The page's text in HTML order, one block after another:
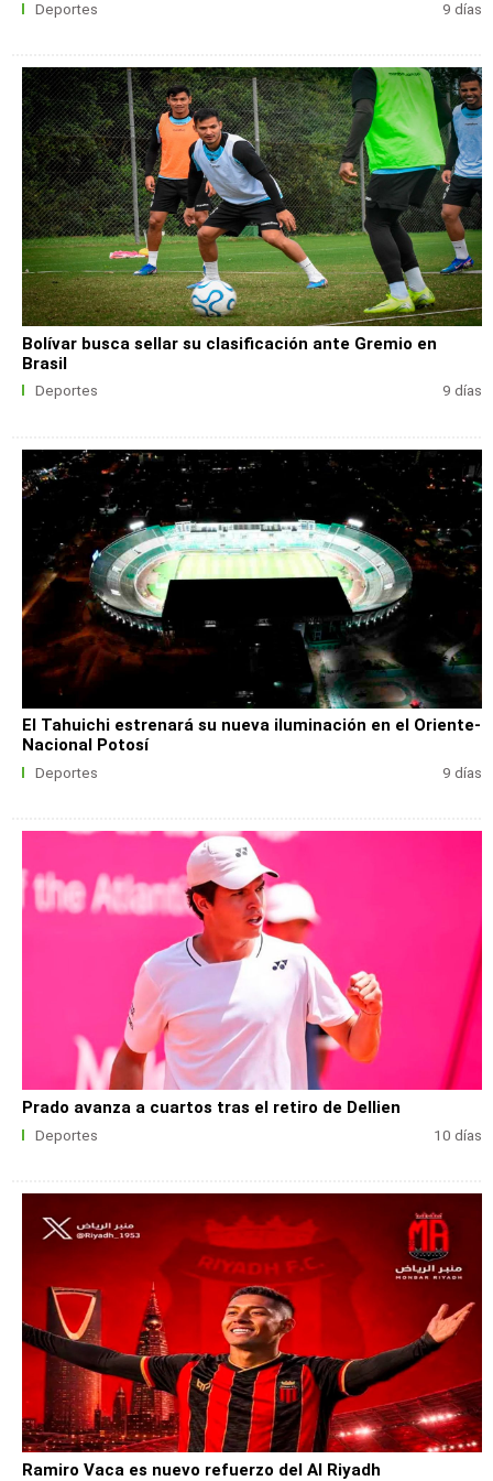
Deportes 9 días
Bolívar busca sellar su clasificación ante Gremio en
Brasil
Deportes 9 días
El Tahuichi estrenará su nueva iluminación en el Oriente-
Nacional Potosí
Deportes 9 días
Prado avanza a cuartos tras el retiro de Dellien
Deportes 10 días
Ramiro Vaca es nuevo refuerzo del Al Riyadh